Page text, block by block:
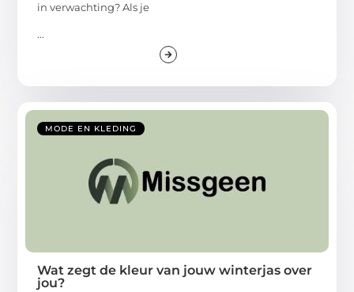
in verwachting? Als je
...
MODE EN KLEDING
Wat zegt de kleur van jouw winterjas over
jou?